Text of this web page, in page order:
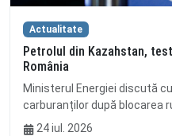
Actualitate
Petrolul din Kazahstan,
România
Ministerul Energiei discută
carburanților după blocarea
24 iul. 2026